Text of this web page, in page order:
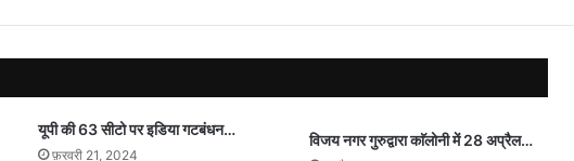
यूपी की 63 सीटो पर इडिया गटबंधन…
फ़रवरी 21, 2024
विजय नगर गुरुद्वारा काॅलोनी में 28 अप्रैल…